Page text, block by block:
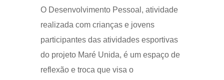
O Desenvolvimento Pessoal, atividade
realizada com crianças e jovens
participantes das atividades esportivas
do projeto Maré Unida, é um espaço de
reflexão e troca que visa o